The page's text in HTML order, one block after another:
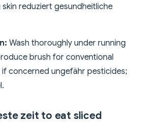
skin reduziert gesundheitliche
Wash thoroughly under running
brush for conventional
concerned ungefähr pesticides;
zeit to eat sliced